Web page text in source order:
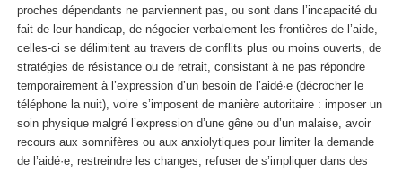
proches dépendants ne parviennent pas, ou sont dans l’incapacité du
fait de leur handicap, de négocier verbalement les frontières de l’aide,
celles-ci se délimitent au travers de conflits plus ou moins ouverts, de
stratégies de résistance ou de retrait, consistant à ne pas répondre
temporairement à l’expression d’un besoin de l’aidé·e (décrocher le
téléphone la nuit), voire s’imposent de manière autoritaire : imposer un
soin physique malgré l’expression d’une gêne ou d’un malaise, avoir
recours aux somnifères ou aux anxiolytiques pour limiter la demande
de l’aidé·e, restreindre les changes, refuser de s’impliquer dans des